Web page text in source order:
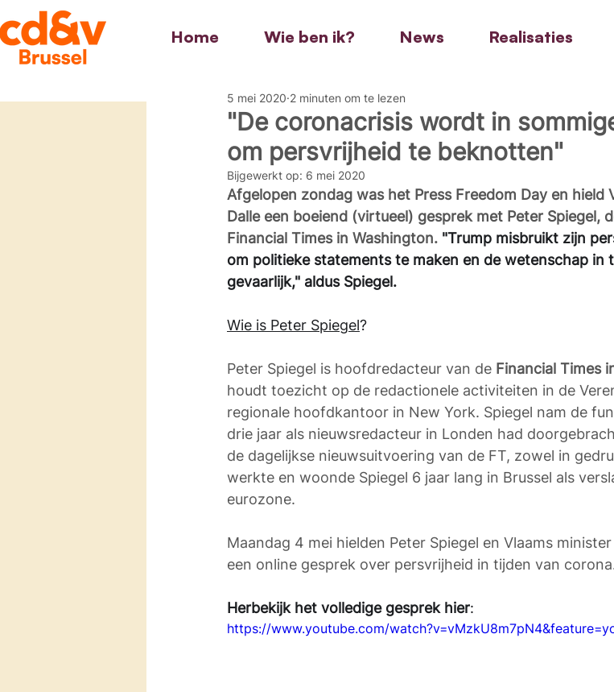
Home Wie ben ik? News Realisaties
"De coronacrisis wordt in
om persvrijheid te beknotten"
5 mei 2020 2 minuten om te lezen
Bijgewerkt op: 6 mei 2020
Afgelopen zondag was het Press Freedom Day en hield
Dalle een boeiend (virtueel) gesprek met Peter Spiegel,
Financial Times in Washington. "Trump misbruikt zijn
om politieke statements te maken en de wetenschap in
gevaarlijk," aldus Spiegel.
Wie is Peter Spiegel?
Peter Spiegel is hoofdredacteur van de Financial Times
houdt toezicht op de redactionele activiteiten in de
regionale hoofdkantoor in New York. Spiegel nam de
drie jaar als nieuwsredacteur in Londen had
de dagelijkse nieuwsuitvoering van de FT, zowel in
werkte en woonde Spiegel 6 jaar lang in Brussel als
eurozone.
Maandag 4 mei hielden Peter Spiegel en Vlaams
een online gesprek over persvrijheid in tijden van
Herbekijk het volledige gesprek hier:
https://www.youtube.com/